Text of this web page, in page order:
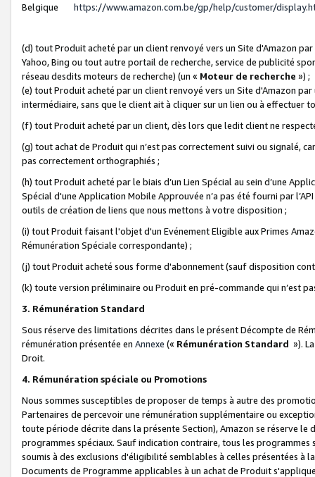
Belgique
https://www.amazon.com.be/gp/help/customer/
(d) tout Produit acheté par un client renvoyé vers un Site d'Amazon
Yahoo, Bing ou tout autre portail de recherche, service de publicité
réseau desdits moteurs de recherche) (un « Moteur de recherche ») ;
(e) tout Produit acheté par un client renvoyé vers un Site d'Amazon
intermédiaire, sans que le client ait à cliquer sur un lien ou à
(f) tout Produit acheté par un client, dès lors que ledit client ne
(g) tout achat de Produit qui n’est pas correctement suivi ou signalé,
pas correctement orthographiés ;
(h) tout Produit acheté par le biais d’un Lien Spécial au sein d’une
Spécial d'une Application Mobile Approuvée n’a pas été fourni par
outils de création de liens que nous mettons à votre disposition ;
(i) tout Produit faisant l'objet d'un Evénement Eligible aux Primes
Rémunération Spéciale correspondante) ;
(j) tout Produit acheté sous forme d'abonnement (sauf disposition
(k) toute version préliminaire ou Produit en pré-commande qui n’est
3. Rémunération Standard
Sous réserve des limitations décrites dans le présent Décompte de
rémunération présentée en Annexe (« Rémunération Standard »).
Droit.
4. Rémunération spéciale ou Promotions
Nous sommes susceptibles de proposer de temps à autre des
Partenaires de percevoir une rémunération supplémentaire ou
toute période décrite dans la présente Section), Amazon se réserve
programmes spéciaux. Sauf indication contraire, tous les
soumis à des exclusions d'éligibilité semblables à celles présentées à
Documents de Programme applicables à un achat de Produit